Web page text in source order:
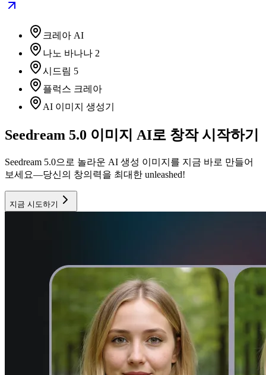
크레아 AI
나노 바나나 2
시드림 5
플럭스 크레아
AI 이미지 생성기
Seedream 5.0 이미지 AI로 창작 시작하기
Seedream 5.0으로 놀라운 AI 생성 이미지를 지금 바로 만들어
보세요—당신의 창의력을 최대한 unleashed!
지금 시도하기